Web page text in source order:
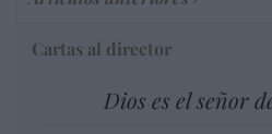
Cartas al director
Dios es el señor